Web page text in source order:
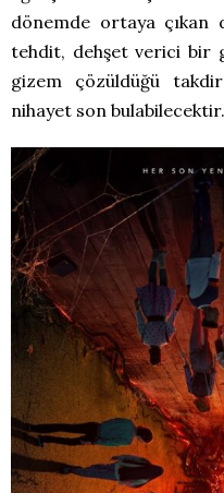
dönemde ortaya
tehdit, dehşet verici bir
gizem çözüldüğü
nihayet son bulabilecektir.